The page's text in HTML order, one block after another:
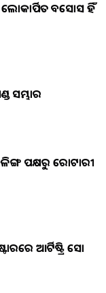
ଅବସୋସ ହିଁ
ସମ୍ଭାର
ପକ୍ଷରୁ ରୋଟାରୀ
ଆର୍ଟିଷ୍ଟ୍ରି ସୋ